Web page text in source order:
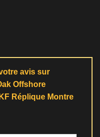
avis sur
Offshore
Réplique Montre